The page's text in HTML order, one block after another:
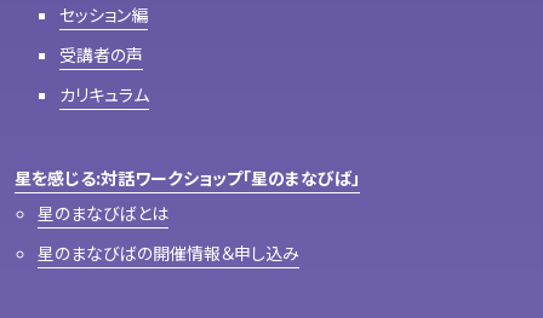
セッション編
受講者の声
カリキュラム
星を感じる:対話ワークショップ「星のまなびば」
星のまなびばとは
星のまなびばの開催情報＆申し込み